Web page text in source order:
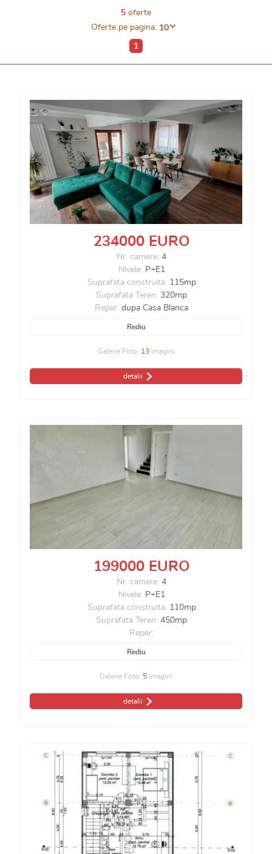
5 oferte
Oferte pe pagina: 10
1
234000 EURO
Nr. camere: 4
Nivele: P+E1
Suprafata construita: 115mp
Suprafata Teren: 320mp
Reper: dupa Casa Blanca
Rediu
Galerie Foto: 13imagini
detalii
199000 EURO
Nr. camere: 4
Nivele: P+E1
Suprafata construita: 110mp
Suprafata Teren: 450mp
Reper:
Rediu
Galerie Foto: 5 imagini
detalii